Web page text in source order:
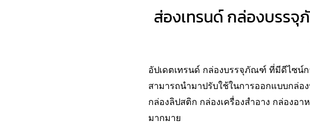
ส่องเทรนด์ กล่องบรรจุ
อัปเดตเทรนด์ กล่องบรรจุภัณฑ์ ที่มีดีไซน์
สามารถนำมาปรับใช้ในการออกแบบกล่อ
กล่องลิปสติก กล่องเครื่องสำอาง กล่องอ
มากมาย